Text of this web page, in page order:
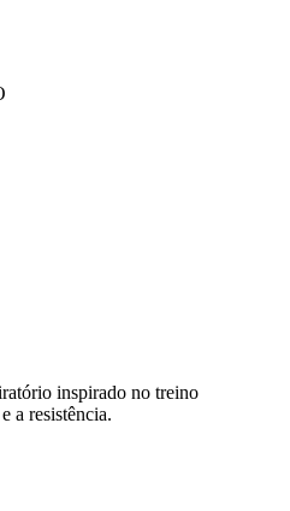
inspirado no treino
a resistência.